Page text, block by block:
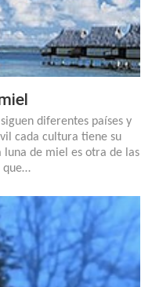
diferentes países y
cada cultura tiene su
de miel es otra de las
que…